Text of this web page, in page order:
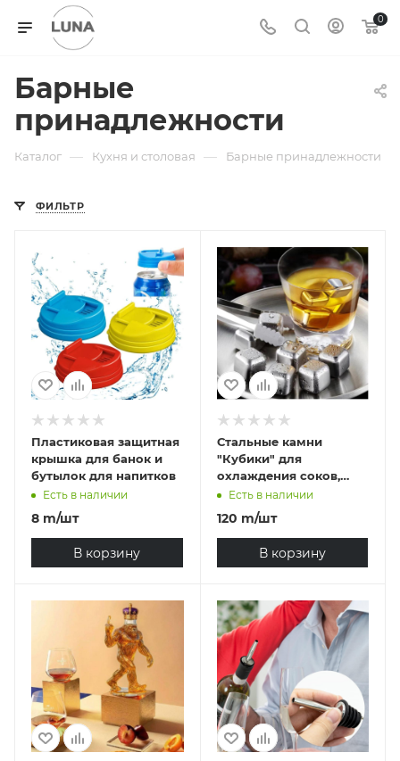
0
Барные
принадлежности
Каталог — Кухня и столовая — Барные принадлежности
ФИЛЬТР
Пластиковая защитная
крышка для банок и
бутылок для напитков
Есть в наличии
8 m/шт
В корзину
Стальные камни
"Кубики" для
охлаждения соков,
подарочный набор 8
Есть в наличии
120 m/шт
В корзину